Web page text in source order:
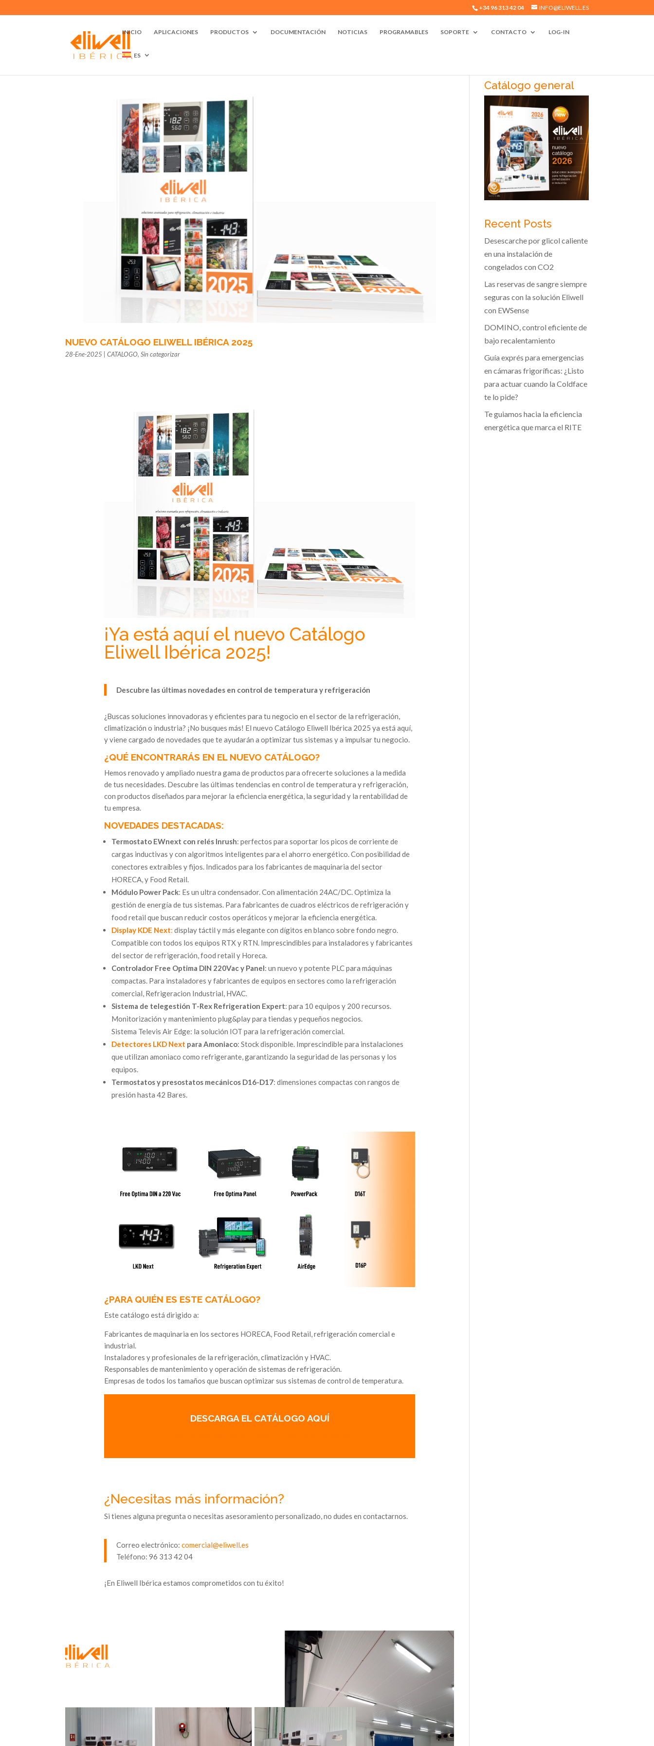
+34 96 313 42 04 INFO@ELIWELL.ES
INICIO APLICACIONES PRODUCTOS DOCUMENTACIÓN NOTICIAS PROGRAMABLES SOPORTE CONTACTO LOG-IN
ES
NUEVO CATÁLOGO ELIWELL IBÉRICA 2025
28-Ene-2025 |CATALOGO,Sin categorizar
¡Ya está aquí el nuevo Catálogo
Eliwell Ibérica 2025!
Descubre las últimas novedades en control de temperatura y refrigeración
¿Buscas soluciones innovadoras y eficientes para tu negocio en el sector de la refrigeración,
climatización o industria? ¡No busques más! El nuevo Catálogo Eliwell Ibérica 2025 ya está aquí,
y viene cargado de novedades que te ayudarán a optimizar tus sistemas y a impulsar tu negocio.
¿QUÉ ENCONTRARÁS EN EL NUEVO CATÁLOGO?
Hemos renovado y ampliado nuestra gama de productos para ofrecerte soluciones a la medida
de tus necesidades. Descubre las últimas tendencias en control de temperatura y refrigeración,
con productos diseñados para mejorar la eficiencia energética, la seguridad y la rentabilidad de
tu empresa.
NOVEDADES DESTACADAS:
Termostato EWnext con relés Inrush: perfectos para soportar los picos de corriente de
cargas inductivas y con algoritmos inteligentes para el ahorro energético. Con posibilidad de
conectores extraíbles y fijos. Indicados para los fabricantes de maquinaria del sector
HORECA, y Food Retail.
Módulo Power Pack: Es un ultra condensador. Con alimentación 24AC/DC. Optimiza la
gestión de energía de tus sistemas. Para fabricantes de cuadros eléctricos de refrigeración y
food retail que buscan reducir costos operáticos y mejorar la eficiencia energética.
Display KDE Next: display táctil y más elegante con dígitos en blanco sobre fondo negro.
Compatible con todos los equipos RTX y RTN. Imprescindibles para instaladores y fabricantes
del sector de refrigeración, food retail y Horeca.
Controlador Free Optima DIN 220Vac y Panel: un nuevo y potente PLC para máquinas
compactas. Para instaladores y fabricantes de equipos en sectores como la refrigeración
comercial, Refrigeracion Industrial, HVAC.
Sistema de telegestión T-Rex Refrigeration Expert: para 10 equipos y 200 recursos.
Monitorización y mantenimiento plug&play para tiendas y pequeños negocios.
Sistema Televis Air Edge: la solución IOT para la refrigeración comercial.
Detectores LKD Next para Amoniaco: Stock disponible. Imprescindible para instalaciones
que utilizan amoniaco como refrigerante, garantizando la seguridad de las personas y los
equipos.
Termostatos y presostatos mecánicos D16-D17: dimensiones compactas con rangos de
presión hasta 42 Bares.
¿PARA QUIÉN ES ESTE CATÁLOGO?
Este catálogo está dirigido a:
Fabricantes de maquinaria en los sectores HORECA, Food Retail, refrigeración comercial e
industrial.
Instaladores y profesionales de la refrigeración, climatización y HVAC.
Responsables de mantenimiento y operación de sistemas de refrigeración.
Empresas de todos los tamaños que buscan optimizar sus sistemas de control de temperatura.
DESCARGA EL CATÁLOGO AQUÍ
¿Necesitas más información?
Si tienes alguna pregunta o necesitas asesoramiento personalizado, no dudes en contactarnos.
Correo electrónico:comercial@eliwell.es
Teléfono: 96 313 42 04
¡En Eliwell Ibérica estamos comprometidos con tu éxito!
Catálogo general
Recent Posts
Desescarche por glicol caliente
en una instalación de
congelados con CO2
Las reservas de sangre siempre
seguras con la solución Eliwell
con EWSense
DOMINO, control eficiente de
bajo recalentamiento
Guía exprés para emergencias
en cámaras frigoríficas: ¿Listo
para actuar cuando la Coldface
te lo pide?
Te guiamos hacia la eficiencia
energética que marca el RITE